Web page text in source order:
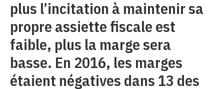
plus l’incitation à maintenir sa
propre assiette fiscale est
faible, plus la marge sera
basse. En 2016, les marges
étaient négatives dans 13 des